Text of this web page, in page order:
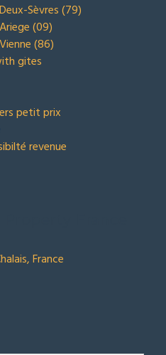
Sèvres (79)
(09)
(86)
gites
petit prix
revenue
France